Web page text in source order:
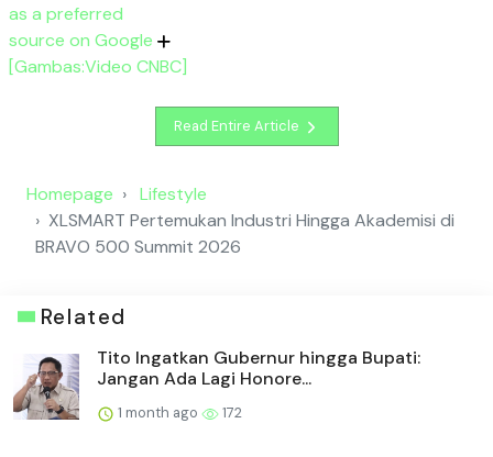
as a preferred
source on Google
[Gambas:Video CNBC]
Read Entire Article
Homepage
Lifestyle
XLSMART Pertemukan Industri Hingga Akademisi di
BRAVO 500 Summit 2026
Related
Tito Ingatkan Gubernur hingga Bupati:
Jangan Ada Lagi Honore...
1 month ago 172